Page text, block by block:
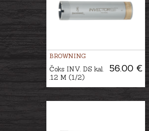
BROWNING
56.00 €
Čoks INV. DS kal.
.12 M (1/2)